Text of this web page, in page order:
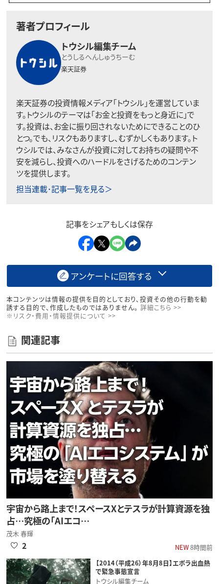
著者プロフィール
トウシル編集チーム
とうしるへんしゅうちーむ
楽天証券
楽天証券の投資情報メディア「トウシル」を運営していま
す。トウシルのテーマは「お金と投資をもっと身近に」で
す。投資は、お金に振り回されないためにできることのひ
とつ。でも、リスクもありますし、むずかしくもあります。ト
ウシルでは、みなさんが投資に対してお持ちの疑問や不
安を減らし、投資へのハードルをさげるためのコンテン
ツを提供します。
担当連載･記事一覧を見る＞
記事をシェアもしくは保存
アンケートに回答する
本コンテンツは情報の提供を目的としており、投資その他の行動を勧
誘する目的で、作成したものではありません。 詳細こちら >>
※リスク・費用・情報提供について >>
関連記事
宇宙から路上まで！スペースXとテスラが計算資源を独
占…究極の「AIエコ…
茂木 春輝
NEW8時間前
2
【2014（平成26）年8月8日】エボラ出血熱
で緊急事態宣言
トウシル編集チーム